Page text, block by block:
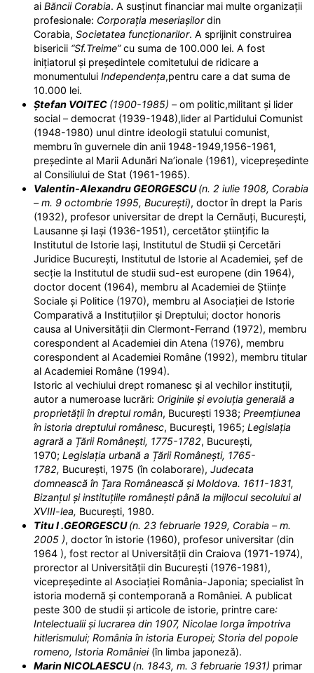
ai Băncii Corabia. A susținut financiar mai multe organizații
profesionale: Corporația meseriașilordin
Corabia, Societatea funcționarilor. A sprijinit construirea
bisericii “Sf.Treime”cu suma de 100.000 lei. A fost
inițiatorul și președintele comitetului de ridicare a
monumentului Independența,pentru care a dat suma de
10.000 lei.
Ștefan VOITEC (1900-1985) – om politic,militant și lider
social – democrat (1939-1948),lider al Partidului Comunist
(1948-1980) unul dintre ideologii statului comunist,
membru în guvernele din anii 1948-1949,1956-1961,
președinte al Marii Adunări Na’ionale (1961), vicepreședinte
al Consiliului de Stat (1961-1965).
Valentin-Alexandru GEORGESCU(n. 2 iulie 1908, Corabia
– m. 9 octombrie 1995, București), doctor în drept la Paris
(1932), profesor universitar de drept la Cernăuți, București,
Lausanne și Iași (1936-1951), cercetător științific la
Institutul de Istorie Iași, Institutul de Studii și Cercetări
Juridice București, Institutul de Istorie al Academiei, șef de
secție la Institutul de studii sud-est europene (din 1964),
doctor docent (1964), membru al Academiei de Științe
Sociale și Politice (1970), membru al Asociației de Istorie
Comparativă a Instituțiilor și Dreptului; doctor honoris
causa al Universității din Clermont-Ferrand (1972), membru
corespondent al Academiei din Atena (1976), membru
corespondent al Academiei Române (1992), membru titular
al Academiei Române (1994).
Istoric al vechiului drept romanesc și al vechilor instituții,
autor a numeroase lucrări: Originile și evoluția generală a
proprietății în dreptul român, București 1938; Preemțiunea
în istoria dreptului românesc, București, 1965; Legislația
agrară a Țării Românești, 1775-1782, București,
1970; Legislația urbană a Țării Românești, 1765-
1782, București, 1975 (în colaborare), Judecata
domnească în Țara Românească și Moldova. 1611-1831,
Bizanțul și instituțiile românești până la mijlocul secolului al
XVIII-lea, București, 1980.
Titu I .GEORGESCU(n. 23 februarie 1929, Corabia – m.
2005 ), doctor în istorie (1960), profesor universitar (din
1964 ), fost rector al Universității din Craiova (1971-1974),
prorector al Universității din București (1976-1981),
vicepreședinte al Asociației România-Japonia; specialist în
istoria modernă și contemporană a României. A publicat
peste 300 de studii și articole de istorie, printre care:
Intelectualii și lucrarea din 1907, Nicolae Iorga împotriva
hitlerismului; România în istoria Europei; Storia del popole
romeno, Istoria României(în limba japoneză).
Marin NICOLAESCU(n. 1843, m. 3 februarie 1931) primar